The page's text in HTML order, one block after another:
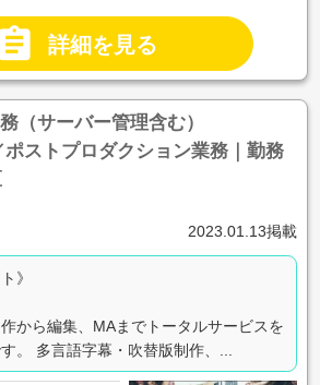
詳細を見る
（サーバー管理含む）
ストプロダクション業務｜勤務
2023.01.13掲載
》
から編集、MAまでトータルサービスを
。 多言語字幕・吹替版制作、...